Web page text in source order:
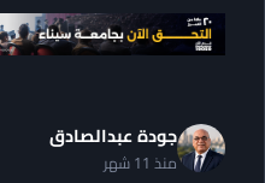
جودة عبدالصادق
منذ 11 شهر